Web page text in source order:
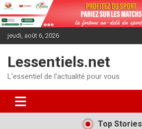
Aller
au
contenu
jeudi, août 6, 2026
Lessentiels.net
L'essentiel de l'actualité pour vous
Top Stories